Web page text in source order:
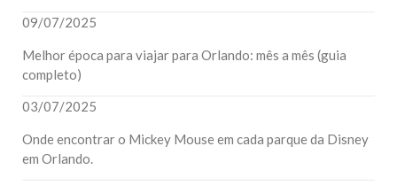
09/07/2025
Melhor época para viajar para Orlando: mês a mês (guia
completo)
03/07/2025
Onde encontrar o Mickey Mouse em cada parque da Disney
em Orlando.